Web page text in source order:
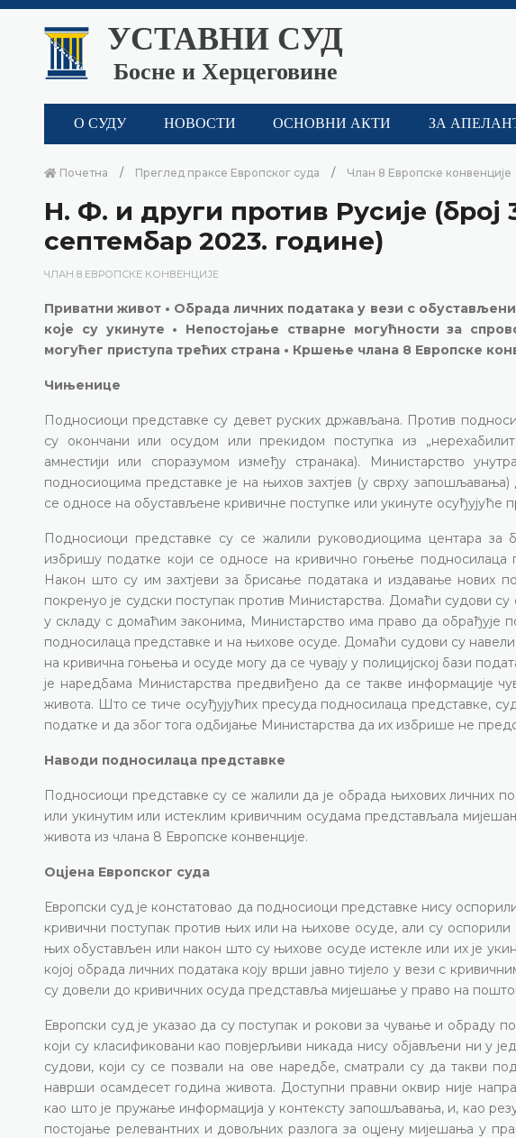
УСТАВНИ СУД
Босне и Херцеговине
О СУДУ НОВОСТИ ОСНОВНИ АКТИ ЗА
Почетна Преглед праксе Европског суда Члан 8 Европске конвенције
Н. Ф. и други против Русије (број
септембар 2023. године)
ЧЛАН 8 ЕВРОПСКЕ КОНВЕНЦИЈЕ
Приватни живот • Обрада личних података у вези с
које су укинуте • Непостојање стварне могућности за
могућег приступа трећих страна • Кршење члана 8 Европске
Чињенице
Подносиоци представке су девет руских држављана. Против
су окончани или осудом или прекидом поступка из
амнестији или споразумом између странака). Министарство
подносиоцима представке је на њихов захтјев (у сврху
се односе на обустављене кривичне поступке или укинуте осуђујуће
Подносиоци представке су се жалили руководиоцима центара
избришу податке који се односе на кривично гоњење подносилаца
Након што су им захтјеви за брисање података и издавање нових
покренуо је судски поступак против Министарства. Домаћи судови
у складу с домаћим законима, Министарство има право да обрађује
подносилаца представке и на њихове осуде. Домаћи судови су
на кривична гоњења и осуде могу да се чувају у полицијској бази
је наредбама Министарства предвиђено да се такве информације
живота. Што се тиче осуђујућих пресуда подносилаца представке,
податке и да због тога одбијање Министарства да их избрише не
Наводи подносилаца представке
Подносиоци представке су се жалили да је обрада њихових личних
или укинутим или истеклим кривичним осудама представљала
живота из члана 8 Европске конвенције.
Оцјена Европског суда
Европски суд је констатовао да подносиоци представке нису
кривични поступак против њих или на њихове осуде, али су
њих обустављен или након што су њихове осуде истекле или их је
којој обрада личних података коју врши јавно тијело у вези с
су довели до кривичних осуда представља мијешање у право на
Европски суд је указао да су поступак и рокови за чување и обраду
који су класификовани као повјерљиви никада нису објављени ни у
судови, који су се позвали на ове наредбе, сматрали су да такви
наврши осамдесет година живота. Доступни правни оквир није
као што је пружање информација у контексту запошљавања, и, као
постојање релевантних и довољних разлога за оцјену мијешања у